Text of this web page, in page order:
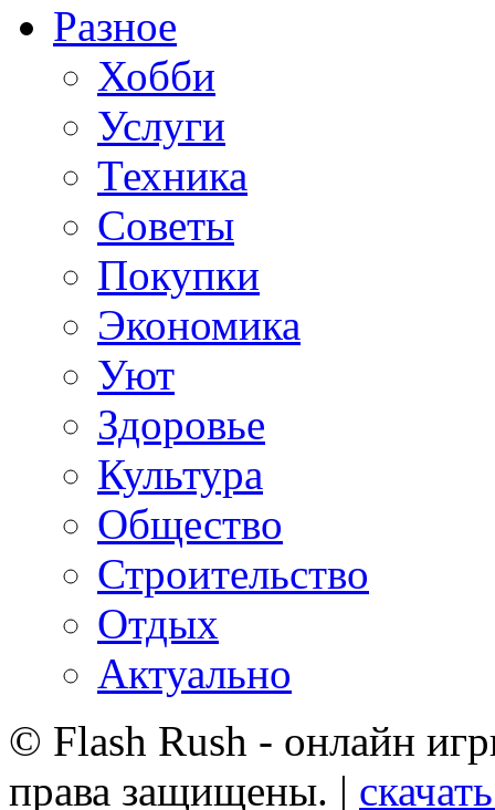
Разное
Хобби
Услуги
Техника
Советы
Покупки
Экономика
Уют
Здоровье
Культура
Общество
Строительство
Отдых
Актуально
© Flash Rush - онлайн
права защищены. |